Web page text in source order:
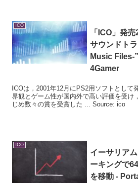
ICO
「 ICO 」発
サウンドト
Music Files-
4Gamer
ICOは，2001年12月にPS2用ソフトとして
界観とゲーム性が国内外で高い評価を受け
じめ数々の賞を受賞した ... Source: ico
ICO
イーサリアム
ーキングで
を移動 -